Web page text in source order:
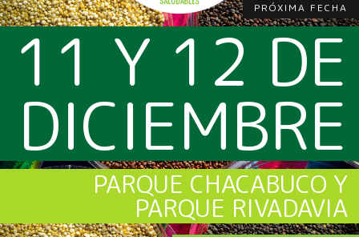
PRÓXIMA FECHA
11 Y 12 DE
DICIEMBRE
PARQUE CHACABUCO Y
PARQUE RIVADAVIA